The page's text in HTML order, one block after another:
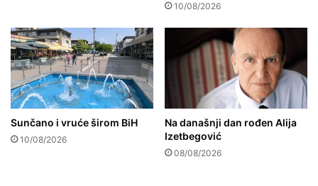
10/08/2026
Sunčano i vruće širom BiH
10/08/2026
Na današnji dan rođen Alija
Izetbegović
08/08/2026